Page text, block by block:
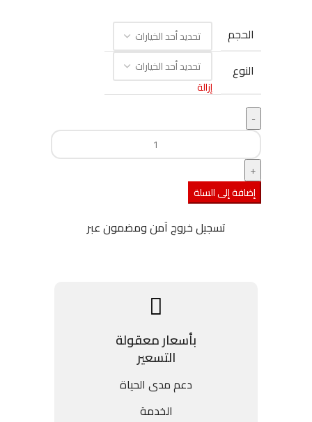
الحجم
النوع
إزالة
إضافة إلى السلة
تسجيل خروج آمن ومضمون عبر
بأسعار معقولة
التسعير
دعم مدى الحياة
الخدمة